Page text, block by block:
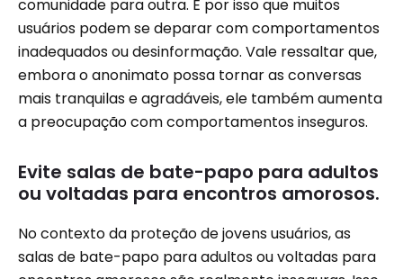
comunidade para outra. É por isso que muitos
usuários podem se deparar com comportamentos
inadequados ou desinformação. Vale ressaltar que,
embora o anonimato possa tornar as conversas
mais tranquilas e agradáveis, ele também aumenta
a preocupação com comportamentos inseguros.
Evite salas de bate-papo para adultos
ou voltadas para encontros amorosos.
No contexto da proteção de jovens usuários, as
salas de bate-papo para adultos ou voltadas para